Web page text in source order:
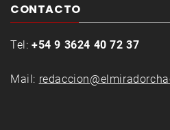
CONTACTO
Tel: +54 9 3624 40 72 37
Mail: